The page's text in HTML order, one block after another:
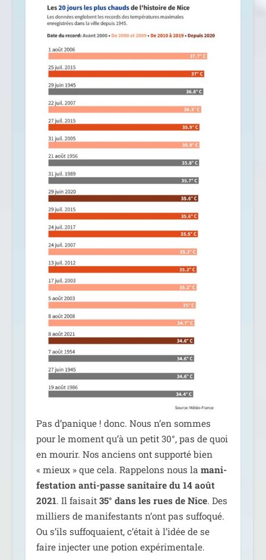
Pas d’pa­nique ! donc. Nous n’en sommes
pour le moment qu’à un petit 30°, pas de quoi
en mou­rir. Nos anciens ont sup­por­té bien
« mieux » que cela. Rappelons nous la mani­
fes­ta­tion anti-passe sani­taire du 14 août
2021. Il fai­sait 35° dans les rues de Nice. Des
mil­liers de mani­fes­tants n’ont pas suf­fo­qué.
Ou s’ils suf­fo­quaient, c’é­tait à l’i­dée de se
faire injec­ter une potion expérimentale.